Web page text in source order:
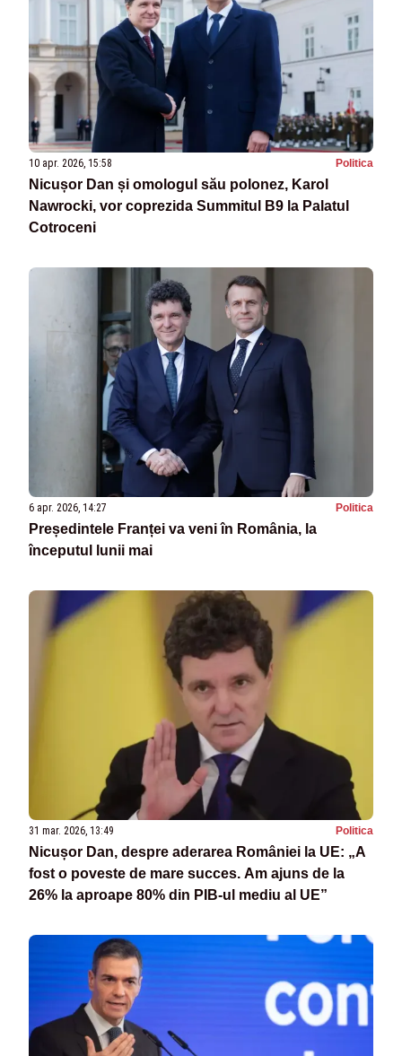
10 apr. 2026, 15:58 Politica
Nicușor Dan și omologul său polonez, Karol
Nawrocki, vor coprezida Summitul B9 la Palatul
Cotroceni
6 apr. 2026, 14:27 Politica
Președintele Franței va veni în România, la
începutul lunii mai
31 mar. 2026, 13:49 Politica
Nicușor Dan, despre aderarea României la UE: „A
fost o poveste de mare succes. Am ajuns de la
26% la aproape 80% din PIB-ul mediu al UE”